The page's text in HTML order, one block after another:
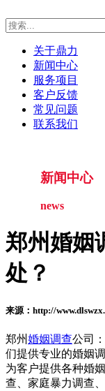
关于鼎力
新闻中心
服务项目
客户反馈
常见问题
联系我们
新闻中心
news
郑州婚姻
处？
来源：http://
郑州婚姻调查公司
们提供专业的婚姻
为客户提供各种婚
查、家庭暴力调查